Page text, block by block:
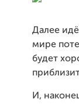
Далее
мире
будет
И,